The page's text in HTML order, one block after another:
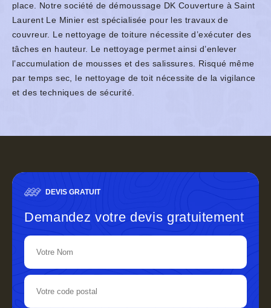
place. Notre société de démoussage DK Couverture à Saint
Laurent Le Minier est spécialisée pour les travaux de
couvreur. Le nettoyage de toiture nécessite d’exécuter des
tâches en hauteur. Le nettoyage permet ainsi d’enlever
l’accumulation de mousses et des salissures. Risqué même
par temps sec, le nettoyage de toit nécessite de la vigilance
et des techniques de sécurité.
DEVIS GRATUIT
Demandez votre devis gratuitement